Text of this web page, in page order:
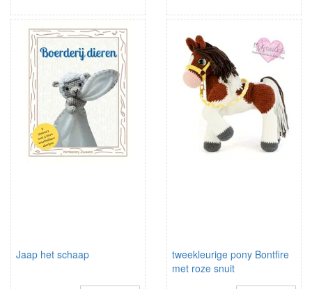
Jaap het schaap
tweekleurige pony Bontfire
met roze snuit